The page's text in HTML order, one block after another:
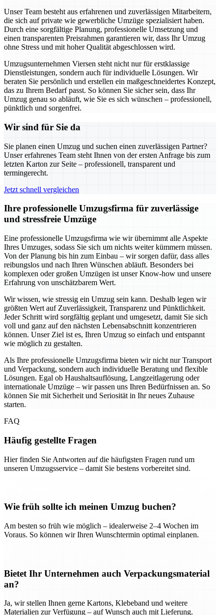
Unser Team besteht aus erfahrenen und zuverlässigen Mitarbeitern,
die sich auf private wie gewerbliche Umzüge spezialisiert haben.
Durch eine sorgfältige Planung, professionelle Umsetzung und
einen transparenten Preisrahmen garantieren wir, dass Ihr Umzug
ohne Stress und mit hoher Qualität abgeschlossen wird.
Umzugsunternehmen Viersen steht nicht nur für erstklassige
Dienstleistungen, sondern auch für individuelle Lösungen. Wir
beraten Sie persönlich und erstellen ein maßgeschneidertes Konzept,
das zu Ihrem Bedarf passt. So können Sie sicher sein, dass Ihr
Umzug genau so abläuft, wie Sie es sich wünschen – professionell,
pünktlich und sorgenfrei.
Wir sind für Sie da
Sie planen einen Umzug und suchen einen zuverlässigen Partner?
Unser erfahrenes Team steht Ihnen von der ersten Anfrage bis zum
letzten Karton zur Seite – professionell, transparent und
termingerecht.
Jetzt schnell vergleichen
Ihre professionelle Umzugsfirma für zuverlässige
und stressfreie Umzüge
Eine professionelle Umzugsfirma wie wir übernimmt alle Aspekte
Ihres Umzuges, sodass Sie sich um nichts weiter kümmern müssen.
Von der Planung bis hin zum Einbau – wir sorgen dafür, dass alles
reibungslos und nach Ihren Wünschen abläuft. Besonders bei
komplexen oder großen Umzügen ist unser Know-how und unsere
Erfahrung von unschätzbarem Wert.
Wir wissen, wie stressig ein Umzug sein kann. Deshalb legen wir
größten Wert auf Zuverlässigkeit, Transparenz und Pünktlichkeit.
Jeder Schritt wird sorgfältig geplant und umgesetzt, damit Sie sich
voll und ganz auf den nächsten Lebensabschnitt konzentrieren
können. Unser Ziel ist es, Ihren Umzug so einfach und entspannt
wie möglich zu gestalten.
Als Ihre professionelle Umzugsfirma bieten wir nicht nur Transport
und Verpackung, sondern auch individuelle Beratung und flexible
Lösungen. Egal ob Haushaltsauflösung, Langzeitlagerung oder
internationale Umzüge – wir passen uns Ihren Bedürfnissen an. So
können Sie mit Sicherheit und Seriosität in Ihr neues Zuhause
starten.
FAQ
Häufig gestellte Fragen
Hier finden Sie Antworten auf die häufigsten Fragen rund um
unseren Umzugsservice – damit Sie bestens vorbereitet sind.
Wie früh sollte ich meinen Umzug buchen?
Am besten so früh wie möglich – idealerweise 2–4 Wochen im
Voraus. So können wir Ihren Wunschtermin optimal einplanen.
Bietet Ihr Unternehmen auch Verpackungsmaterial
an?
Ja, wir stellen Ihnen gerne Kartons, Klebeband und weitere
Materialien zur Verfügung – auf Wunsch auch mit Lieferung.